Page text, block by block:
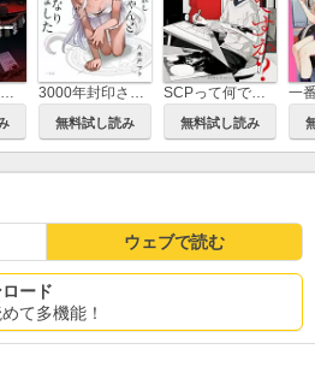
洒落にならないネット掲示板百物語～都市伝説コミック怪談集～ 3000年封印されし邪龍ちゃんと友達になりました
無料試し読み
SCPって何ですか？
無料試し読み
ウェブで読む
ード
て多機能！